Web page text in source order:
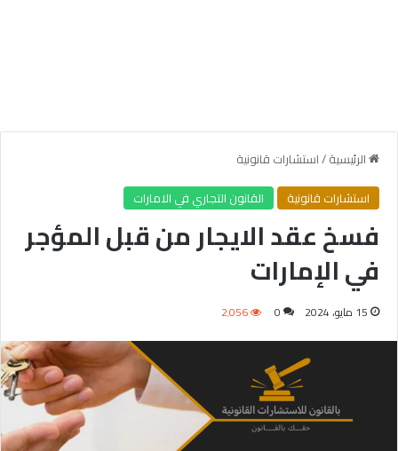
الرئيسية/استشارات قانونية
استشارات قانونية
القانون التجاري في الامارات
فسخ عقد الايجار من قبل المؤجر
في الإمارات
15 مايو، 2024 0 2٬056